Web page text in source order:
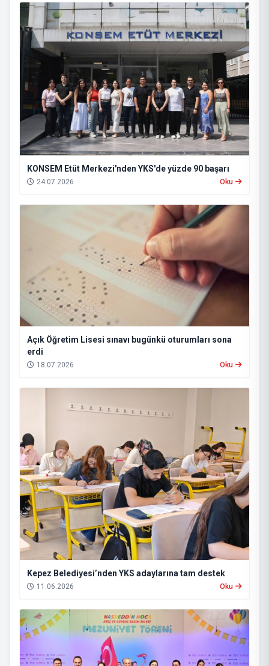
KONSEM Etüt Merkezi'nden YKS'de yüzde 90 başarı
24.07.2026 Oku
Açık Öğretim Lisesi sınavı bugünkü oturumları sona
erdi
18.07.2026 Oku
Kepez Belediyesi’nden YKS adaylarına tam destek
11.06.2026 Oku